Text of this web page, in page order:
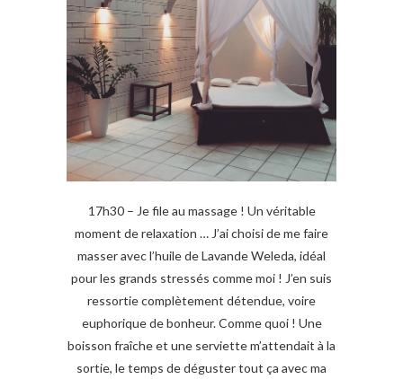
17h30 – Je file au massage ! Un véritable
moment de relaxation … J’ai choisi de me faire
masser avec l’huile de Lavande Weleda, idéal
pour les grands stressés comme moi ! J’en suis
ressortie complètement détendue, voire
euphorique de bonheur. Comme quoi ! Une
boisson fraîche et une serviette m’attendait à la
sortie, le temps de déguster tout ça avec ma